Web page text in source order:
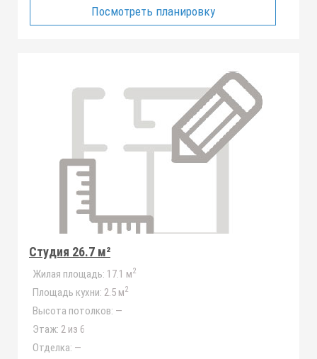
Посмотреть планировку
Студия 26.7 м²
Жилая площадь: 17.1 м2
Площадь кухни: 2.5 м2
Высота потолков: —
Этаж: 2 из 6
Отделка: —